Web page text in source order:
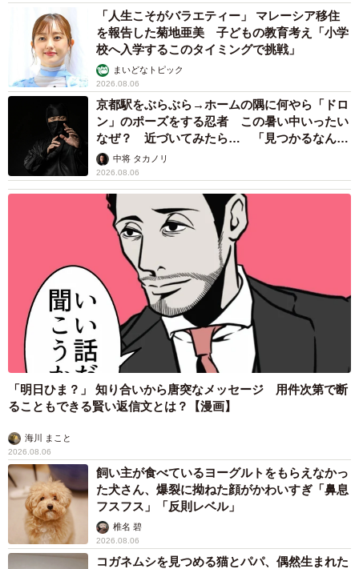
「人生こそがバラエティー」 マレーシア移住
を報告した菊地亜美 子どもの教育考え「小学
校へ入学するこのタイミングで挑戦」
まいどなトピック
2026.08.06
京都駅をぶらぶら→ホームの隅に何やら「ドロ
ン」のポーズをする忍者 この暑い中いったい
なぜ？ 近づいてみたら… 「見つかるなんて
未熟」中将 タカノリ
2026.08.06
「明日ひま？」 知り合いから唐突なメッセージ 用件次第で断
ることもできる賢い返信文とは？【漫画】
海川 まこと
2026.08.06
飼い主が食べているヨーグルトをもらえなかっ
た犬さん、爆裂に拗ねた顔がかわいすぎ「鼻息
フスフス」「反則レベル」
椎名 碧
2026.08.06
コガネムシを見つめる猫とパパ、偶然生まれた